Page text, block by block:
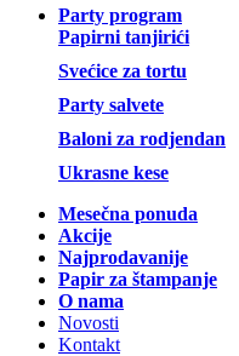
Party program
Papirni tanjirići
Svećice za tortu
Party salvete
Baloni za rodjendan
Ukrasne kese
Mesečna ponuda
Akcije
Najprodavanije
Papir za štampanje
O nama
Novosti
Kontakt